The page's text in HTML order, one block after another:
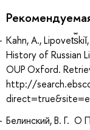
Kahn, A.,
History of Russian
OUP Oxford.
http://
Белинский, В. Г. О